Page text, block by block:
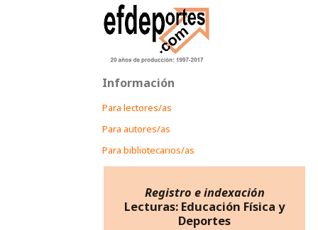
Información
Para lectores/as
Para autores/as
Para bibliotecarios/as
Registro e indexación
Lecturas: Educación Física y
Deportes